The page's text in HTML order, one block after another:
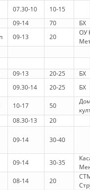
07.30-10
10-15
09-14 70
БХ
09-13 20
ОУ
09-13 20-25
БХ
09.30-14 20-25 БХ
10-17 50
08.30-13 20
09-14 30-40
09-14 30-35
08-14 20